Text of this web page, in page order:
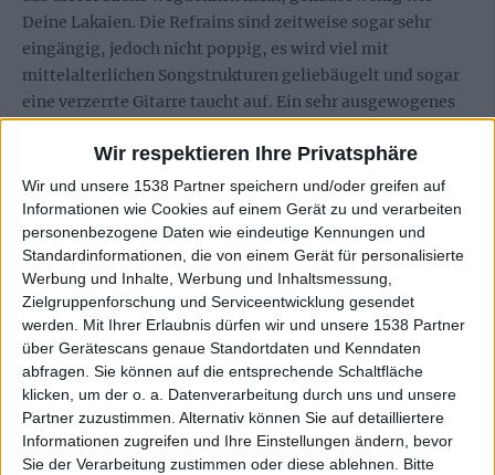
Wir respektieren Ihre Privatsphäre
Wir und unsere 1538 Partner speichern und/oder greifen auf
Informationen wie Cookies auf einem Gerät zu und verarbeiten
personenbezogene Daten wie eindeutige Kennungen und
Standardinformationen, die von einem Gerät für personalisierte
Werbung und Inhalte, Werbung und Inhaltsmessung,
Zielgruppenforschung und Serviceentwicklung gesendet
werden. Mit Ihrer Erlaubnis dürfen wir und unsere 1538 Partner
über Gerätescans genaue Standortdaten und Kenndaten
abfragen. Sie können auf die entsprechende Schaltfläche
klicken, um der o. a. Datenverarbeitung durch uns und unsere
Partner zuzustimmen. Alternativ können Sie auf detailliertere
Informationen zugreifen und Ihre Einstellungen ändern, bevor
Sie der Verarbeitung zustimmen oder diese ablehnen. Bitte
Deine Lakaien. Die Refrains sind zeitweise sogar sehr
eingängig, jedoch nicht poppig, es wird viel mit
mittelalterlichen Songstrukturen geliebäugelt und sogar
eine verzerrte Gitarre taucht auf. Ein sehr ausgewogenes
entdecken sollte!
Zur Startseite